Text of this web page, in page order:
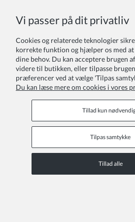
Vi passer på dit privatliv
Cookies og relaterede teknologier
korrekte funktion og hjælper os med
dine behov. Du kan acceptere brugen
videre til butikken, eller tilpasse
præferencer ved at vælge 'Tilpas
Du kan læse mere om cookies i vores
Tillad kun
Tilpas samtykke
Tillad alle